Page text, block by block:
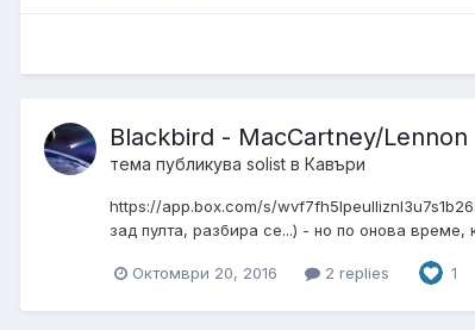
Blackbird - MacCartney/
тема публикува solist в Кавъри
https://app.box.com/s/
зад пулта, разбира се...) - но по онова време,
Октомври 20, 2016 2 replies 1